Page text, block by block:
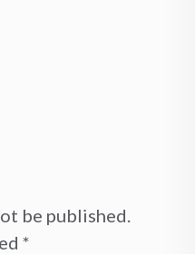
be published.
*